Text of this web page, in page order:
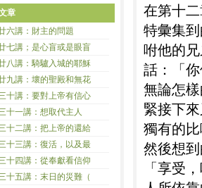
在第十
特彙集
咐他的
話：「
無論怎
緊接下
獨有的
然後想
「享受
章
六講：財主的問題
七講；是心盲或是眼盲
八講：騎驢入城的耶穌
九講：壞的聖殿和無花
十講：要對上帝有信心
十一講：想取代主人
十二講：把上帝的還給
十三講：復活，以及最
十四講：從奉獻看信仰
十五講：末日的災難（